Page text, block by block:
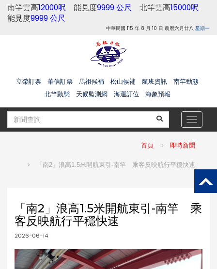
南竿雲高12000呎 能見度9999 公尺 北竿雲高15000呎
能見度9999 公尺
中華民國 115 年 8 月 10 日 農曆六月廿八 星期一
立榮訂票 華信訂票 馬祖候補 松山候補 航班資訊
南竿動態
北竿動態
天候監測網 海運訂位 海象預報
Toggle
首頁 即時新聞
「南2」浪高1.5米開航東引-南竿 乘客反映航行平穩快速
「南2」浪高1.5米開航東引-南竿 乘
客反映航行平穩快速
2026-06-14